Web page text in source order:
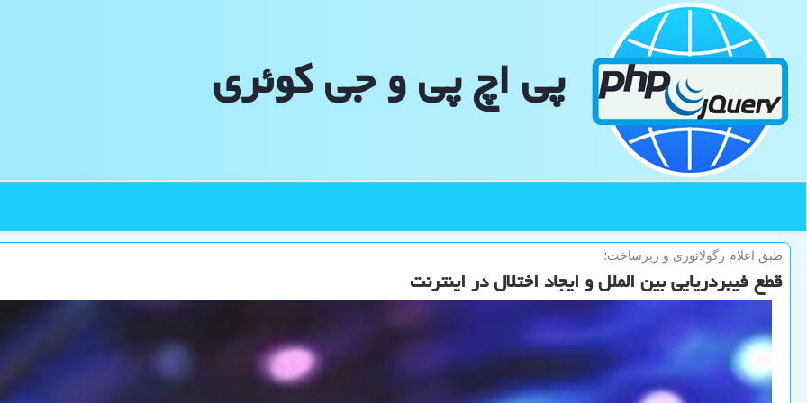
پی اچ پی و جی كوئری
طبق اعلام رگولاتوری و زیرساخت؛
قطع فیبردریایی بین الملل و ایجاد اختلال در اینترنت